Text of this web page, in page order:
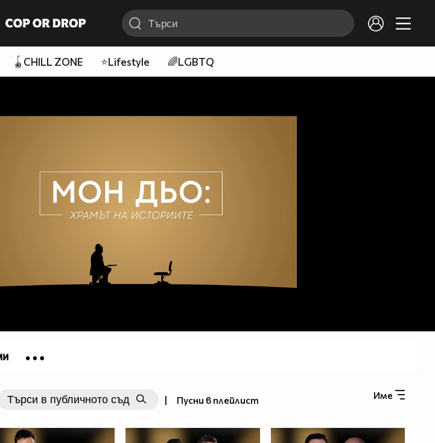
🪀CHILL ZONE ⭐Lifestyle 🌈LGBTQ
Име
| Пусни в плейлист